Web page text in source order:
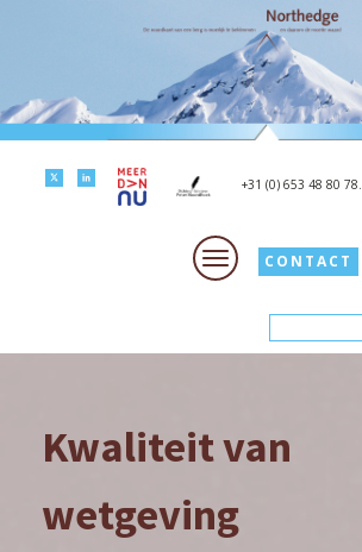
+31 (0) 653 48 80 78.
CONTACT
Kwaliteit van
wetgeving